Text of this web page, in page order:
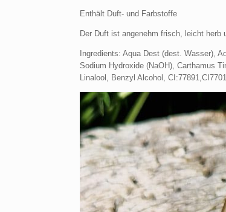
Enthält Duft- und Farbstoffe
Der Duft ist angenehm frisch, leicht
Ingredients: Aqua Dest (dest. Wasser),
Sodium Hydroxide (NaOH), Carthamus
Linalool, Benzyl Alcohol,